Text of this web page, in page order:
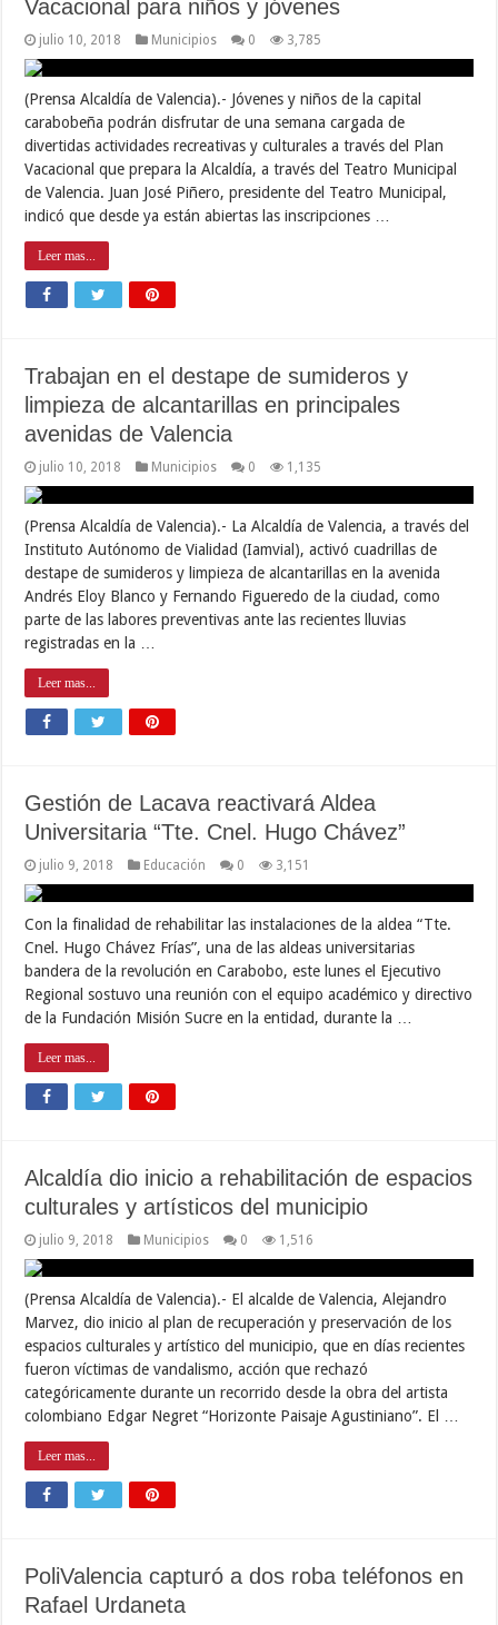
Vacacional para niños y jóvenes
julio 10, 2018 Municipios 0 3,785
(Prensa Alcaldía de Valencia).- Jóvenes y niños de la capital
carabobeña podrán disfrutar de una semana cargada de
divertidas actividades recreativas y culturales a través del Plan
Vacacional que prepara la Alcaldía, a través del Teatro Municipal
de Valencia. Juan José Piñero, presidente del Teatro Municipal,
indicó que desde ya están abiertas las inscripciones …
Leer mas...
Trabajan en el destape de sumideros y
limpieza de alcantarillas en principales
avenidas de Valencia
julio 10, 2018 Municipios 0 1,135
(Prensa Alcaldía de Valencia).- La Alcaldía de Valencia, a través del
Instituto Autónomo de Vialidad (Iamvial), activó cuadrillas de
destape de sumideros y limpieza de alcantarillas en la avenida
Andrés Eloy Blanco y Fernando Figueredo de la ciudad, como
parte de las labores preventivas ante las recientes lluvias
registradas en la …
Leer mas...
Gestión de Lacava reactivará Aldea
Universitaria “Tte. Cnel. Hugo Chávez”
julio 9, 2018 Educación 0 3,151
Con la finalidad de rehabilitar las instalaciones de la aldea “Tte.
Cnel. Hugo Chávez Frías”, una de las aldeas universitarias
bandera de la revolución en Carabobo, este lunes el Ejecutivo
Regional sostuvo una reunión con el equipo académico y directivo
de la Fundación Misión Sucre en la entidad, durante la …
Leer mas...
Alcaldía dio inicio a rehabilitación de espacios
culturales y artísticos del municipio
julio 9, 2018 Municipios 0 1,516
(Prensa Alcaldía de Valencia).- El alcalde de Valencia, Alejandro
Marvez, dio inicio al plan de recuperación y preservación de los
espacios culturales y artístico del municipio, que en días recientes
fueron víctimas de vandalismo, acción que rechazó
categóricamente durante un recorrido desde la obra del artista
colombiano Edgar Negret “Horizonte Paisaje Agustiniano”. El …
Leer mas...
PoliValencia capturó a dos roba teléfonos en
Rafael Urdaneta